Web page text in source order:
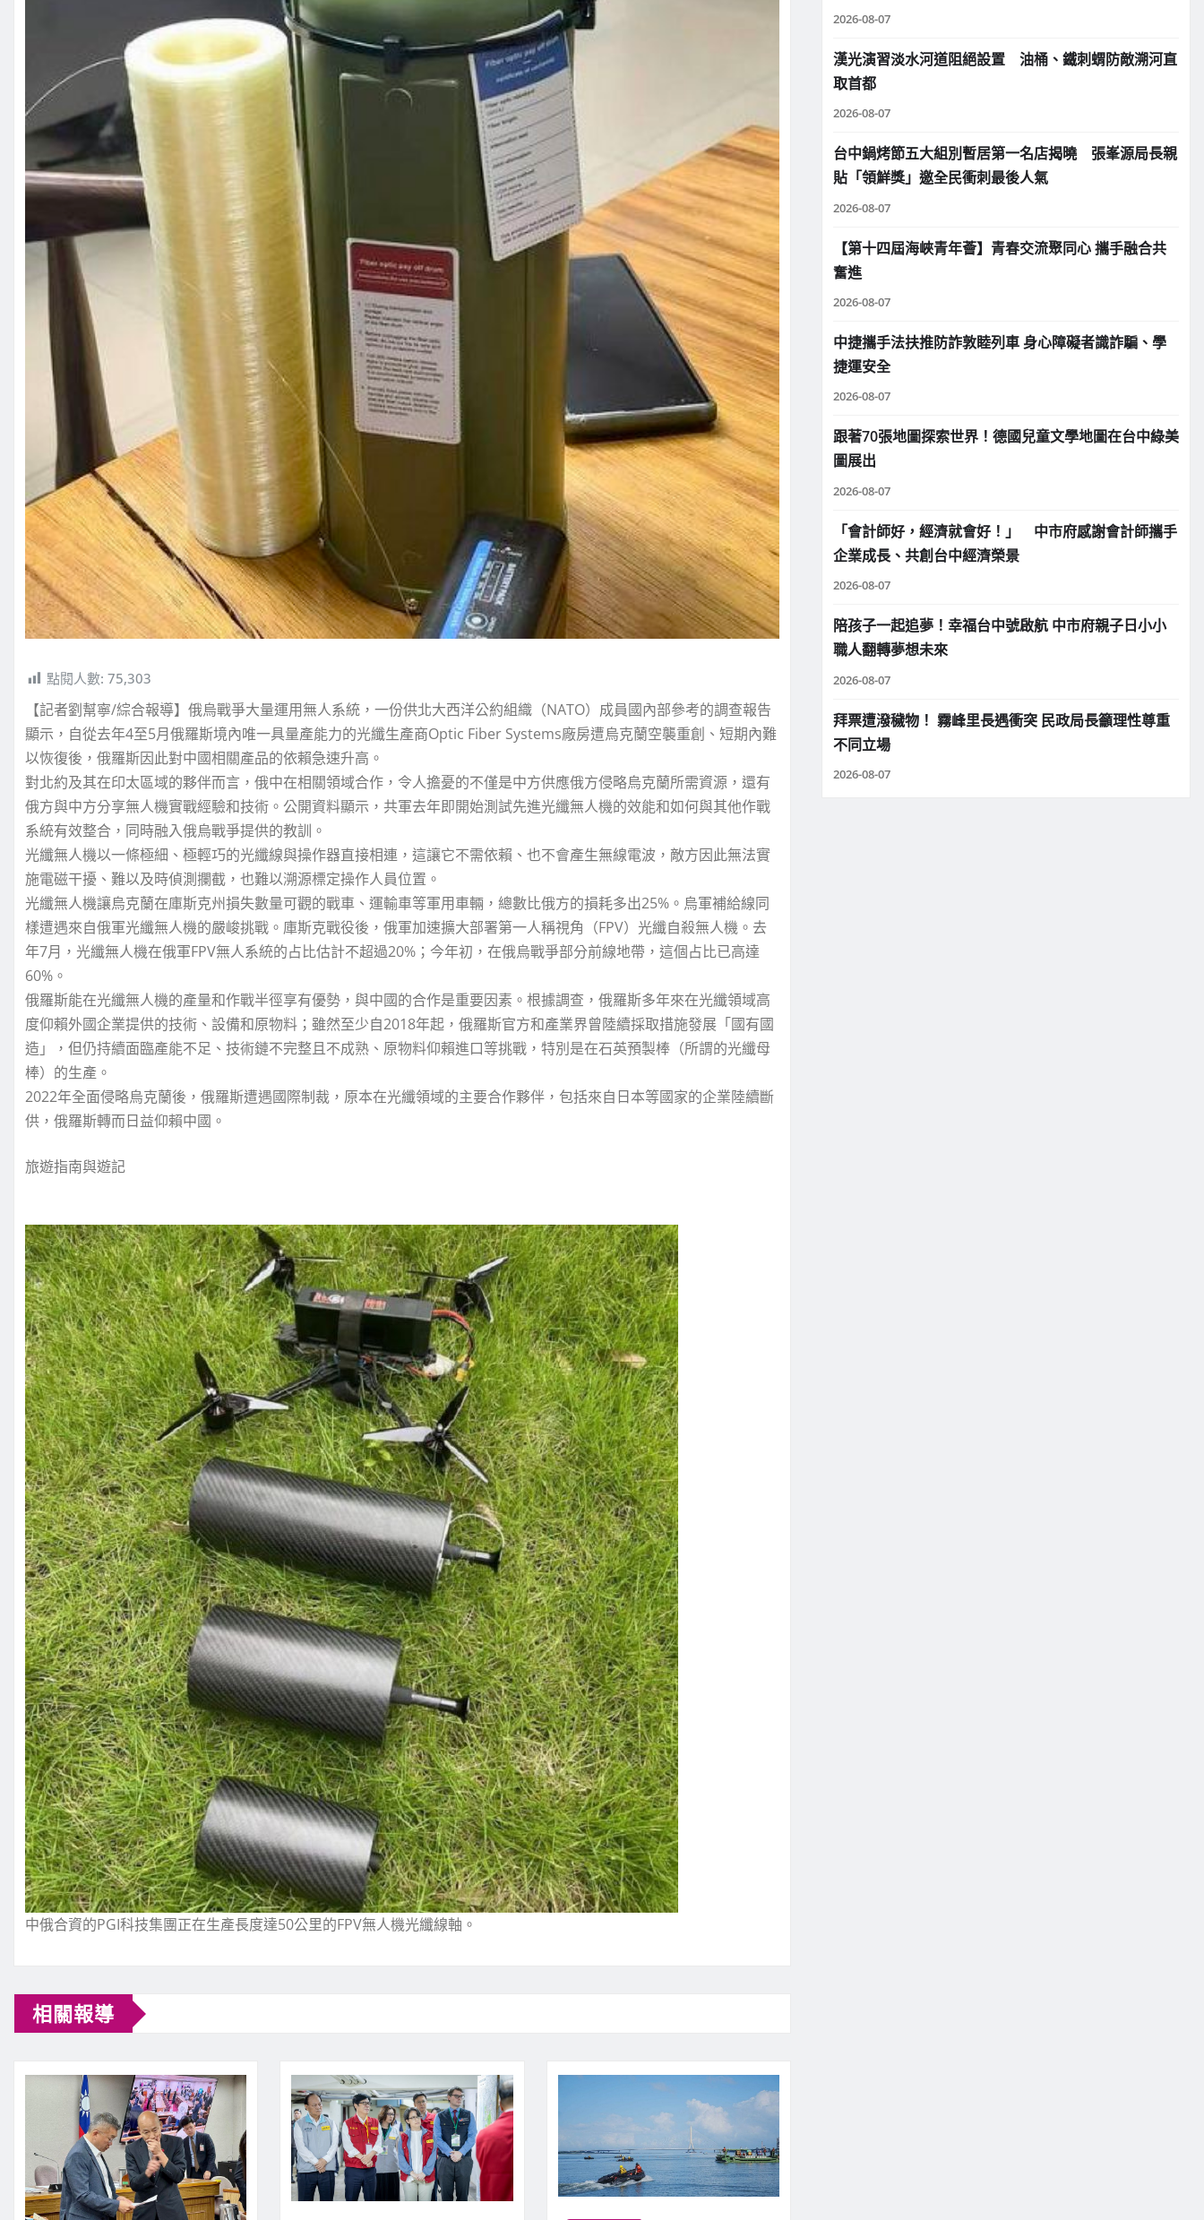
點閱人數: 75,303
【記者劉幫寧/綜合報導】俄烏戰爭大量運用無人系統，一份供北大西洋公約組織（NATO）成員國內部參考的調查報告
顯示，自從去年4至5月俄羅斯境內唯一具量產能力的光纖生產商Optic Fiber Systems廠房遭烏克蘭空襲重創、短期內難
以恢復後，俄羅斯因此對中國相關產品的依賴急速升高。
對北約及其在印太區域的夥伴而言，俄中在相關領域合作，令人擔憂的不僅是中方供應俄方侵略烏克蘭所需資源，還有
俄方與中方分享無人機實戰經驗和技術。公開資料顯示，共軍去年即開始測試先進光纖無人機的效能和如何與其他作戰
系統有效整合，同時融入俄烏戰爭提供的教訓。
光纖無人機以一條極細、極輕巧的光纖線與操作器直接相連，這讓它不需依賴、也不會產生無線電波，敵方因此無法實
施電磁干擾、難以及時偵測攔截，也難以溯源標定操作人員位置。
光纖無人機讓烏克蘭在庫斯克州損失數量可觀的戰車、運輸車等軍用車輛，總數比俄方的損耗多出25%。烏軍補給線同
樣遭遇來自俄軍光纖無人機的嚴峻挑戰。庫斯克戰役後，俄軍加速擴大部署第一人稱視角（FPV）光纖自殺無人機。去
年7月，光纖無人機在俄軍FPV無人系統的占比估計不超過20%；今年初，在俄烏戰爭部分前線地帶，這個占比已高達
60%。
俄羅斯能在光纖無人機的產量和作戰半徑享有優勢，與中國的合作是重要因素。根據調查，俄羅斯多年來在光纖領域高
度仰賴外國企業提供的技術、設備和原物料；雖然至少自2018年起，俄羅斯官方和產業界曾陸續採取措施發展「國有國
造」，但仍持續面臨產能不足、技術鏈不完整且不成熟、原物料仰賴進口等挑戰，特別是在石英預製棒（所謂的光纖母
棒）的生產。
2022年全面侵略烏克蘭後，俄羅斯遭遇國際制裁，原本在光纖領域的主要合作夥伴，包括來自日本等國家的企業陸續斷
供，俄羅斯轉而日益仰賴中國。
旅遊指南與遊記
中俄合資的PGI科技集團正在生產長度達50公里的FPV無人機光纖線軸。
相關報導
2026-08-07
漢光演習淡水河道阻絕設置 油桶、鐵刺蝟防敵溯河直
取首都
2026-08-07
台中鍋烤節五大組別暫居第一名店揭曉 張峯源局長親
貼「領鮮獎」邀全民衝刺最後人氣
2026-08-07
【第十四屆海峽青年薈】青春交流聚同心 攜手融合共
奮進
2026-08-07
中捷攜手法扶推防詐敦睦列車 身心障礙者識詐騙、學
捷運安全
2026-08-07
跟著70張地圖探索世界！德國兒童文學地圖在台中綠美
圖展出
2026-08-07
「會計師好，經濟就會好！」 中市府感謝會計師攜手
企業成長、共創台中經濟榮景
2026-08-07
陪孩子一起追夢！幸福台中號啟航 中市府親子日小小
職人翻轉夢想未來
2026-08-07
拜票遭潑穢物！ 霧峰里長遇衝突 民政局長籲理性尊重
不同立場
2026-08-07